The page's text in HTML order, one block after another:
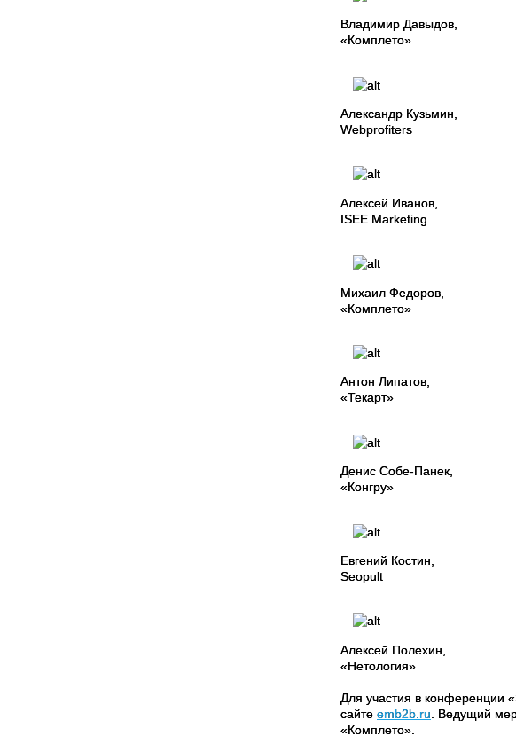
Владимир Давыдов,
«Комплето»
Александр Кузьмин,
Webprofiters
Алексей Иванов,
ISEE Marketing
Михаил Федоров,
«Комплето»
Антон Липатов,
«Текарт»
Денис Собе-Панек,
«Конгру»
Евгений Костин,
Seopult
Алексей Полехин,
«Нетология»
Для участия в конференции
сайте emb2b.ru . Ведущий
«Комплето».